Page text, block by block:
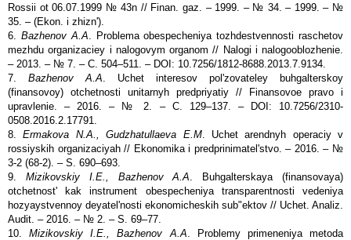
Rossii ot 06.07.1999 № 43n // Finan. gaz. – 1999. – № 34. – 1999. – №
35. – (Ekon. i zhizn').
6. Bazhenov A.A . Problema obespecheniya tozhdestvennosti raschetov
mezhdu organizaciey i nalogovym organom // Nalogi i nalogooblozhenie.
– 2013. – № 7. – C. 504–511. – DOI: 10.7256/1812-8688.2013.7.9134.
7. Bazhenov A.A . Uchet interesov pol'zovateley buhgalterskoy
(finansovoy) otchetnosti unitarnyh predpriyatiy // Finansovoe pravo i
upravlenie. – 2016. – № 2. – C. 129–137. – DOI: 10.7256/2310-
0508.2016.2.17791.
8.Ermakova N.A., Gudzhatullaeva E.M. Uchet arendnyh operaciy v
rossiyskih organizaciyah // Ekonomika i predprinimatel'stvo. – 2016. – №
3-2 (68-2). – S. 690–693.
9. Mizikovskiy I.E., Bazhenov A.A . Buhgalterskaya (finansovaya)
otchetnost' kak instrument obespecheniya transparentnosti vedeniya
hozyaystvennoy deyatel'nosti ekonomicheskih sub"ektov // Uchet. Analiz.
Audit. – 2016. – № 2. – S. 69–77.
10.Mizikovskiy I.E., Bazhenov A.A . Problemy primeneniya metoda